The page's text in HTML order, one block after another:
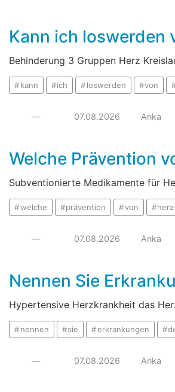
Kann ich loswerden
Behinderung 3 Gruppen Herz
kann ich loswerden von
— 07.08.2026 Anka
Welche Prävention
Subventionierte Medikamente für
welche prävention von
— 07.08.2026 Anka
Nennen Sie
Hypertensive Herzkrankheit das
nennen sie erkrankungen
— 07.08.2026 Anka